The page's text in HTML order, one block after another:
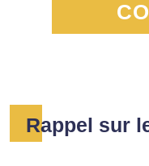
Rappel sur